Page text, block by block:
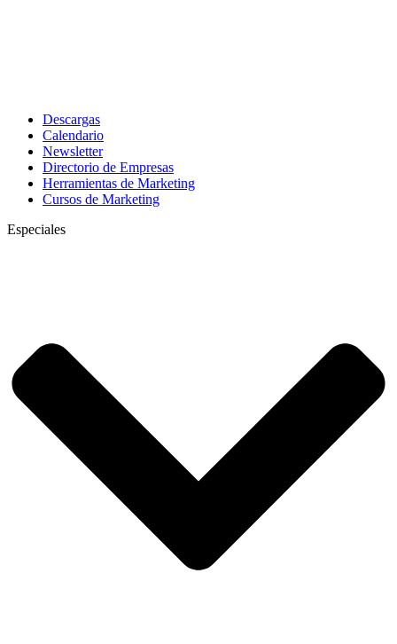
Descargas
Calendario
Newsletter
Directorio de Empresas
Herramientas de Marketing
Cursos de Marketing
Especiales